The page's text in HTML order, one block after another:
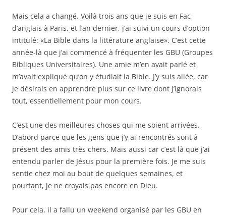
Mais cela a changé. Voilà trois ans que je suis en Fac
d’anglais à Paris, et l’an dernier, j’ai suivi un cours d’option
intitulé: «La Bible dans la littérature anglaise». C’est cette
année-là que j’ai commencé à fréquenter les GBU (Groupes
Bibliques Universitaires). Une amie m’en avait parlé et
m’avait expliqué qu’on y étudiait la Bible. J’y suis allée, car
je désirais en apprendre plus sur ce livre dont j’ignorais
tout, essentiellement pour mon cours.
C’est une des meilleures choses qui me soient arrivées.
D’abord parce que les gens que j’y ai rencontrés sont à
présent des amis très chers. Mais aussi car c’est là que j’ai
entendu parler de Jésus pour la première fois. Je me suis
sentie chez moi au bout de quelques semaines, et
pourtant, je ne croyais pas encore en Dieu.
Pour cela, il a fallu un weekend organisé par les GBU en